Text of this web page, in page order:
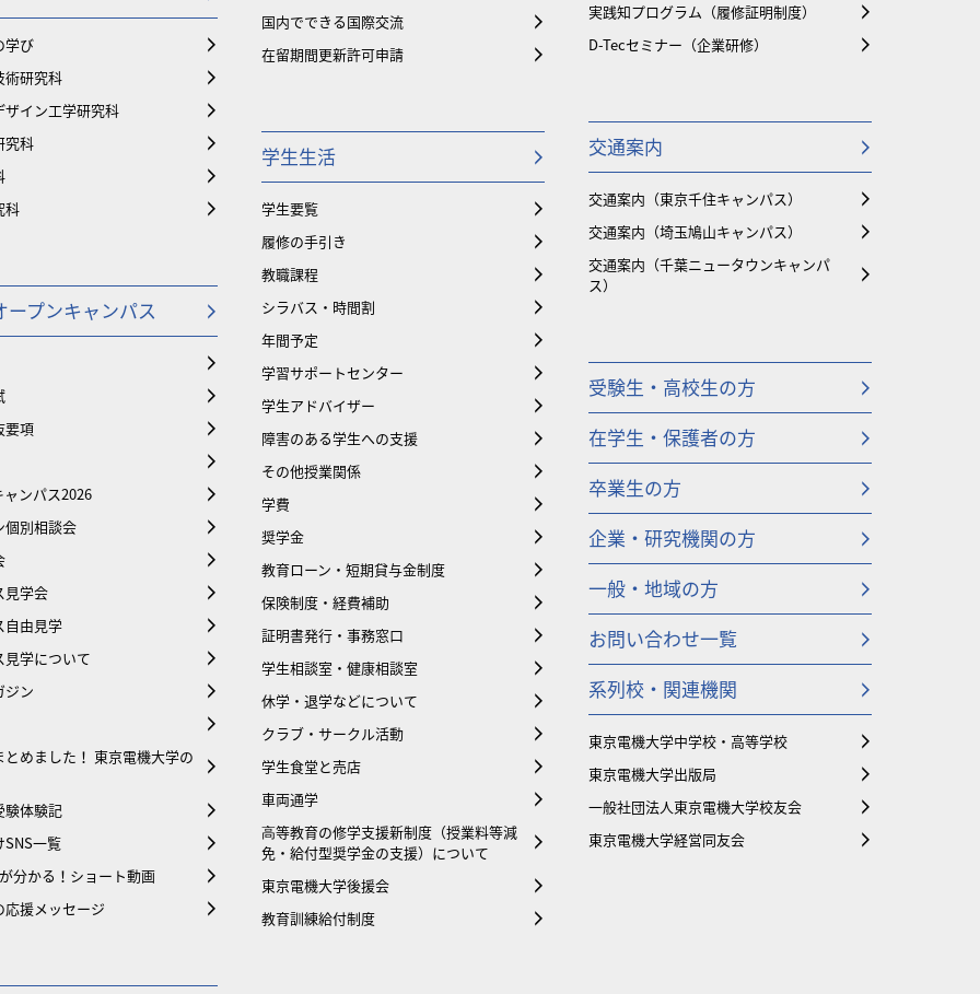
学び
術研究科
ザイン工学研究科
究科
科
ープンキャンパス
要項
ンパス2026
個別相談会
見学会
自由見学
見学について
ジン
とめました！ 東京電機大学の
験体験記
一覧
分かる！ショート動画
応援メッセージ
国内でできる国際交流
在留期間更新許可申請
学生生活
学生要覧
履修の手引き
教職課程
シラバス・時間割
年間予定
学習サポートセンター
学生アドバイザー
障害のある学生への支援
その他授業関係
学費
奨学金
教育ローン・短期貸与金制度
保険制度・経費補助
証明書発行・事務窓口
学生相談室・健康相談室
休学・退学などについて
クラブ・サークル活動
学生食堂と売店
車両通学
⾼等教育の修学支援新制度（授業料等減
免・給付型奨学金の支援）について
東京電機大学後援会
教育訓練給付制度
実践知プログラム（履修証明制度）
D-Tecセミナー（企業研修）
交通案内
交通案内（東京千住キャンパス）
交通案内（埼玉鳩山キャンパス）
交通案内（千葉ニュータウンキャンパ
ス）
受験生・高校生の方
在学生・保護者の方
卒業生の方
企業・研究機関の方
一般・地域の方
お問い合わせ一覧
系列校・関連機関
東京電機大学中学校・高等学校
東京電機大学出版局
一般社団法人東京電機大学校友会
東京電機大学経営同友会